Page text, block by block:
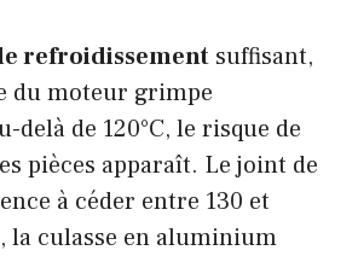
refroidissement suffisant,
du moteur grimpe
delà de 120°C, le risque de
pièces apparaît. Le joint de
à céder entre 130 et
la culasse en aluminium